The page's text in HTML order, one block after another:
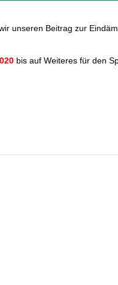
unseren Beitrag zur
bis auf Weiteres für den